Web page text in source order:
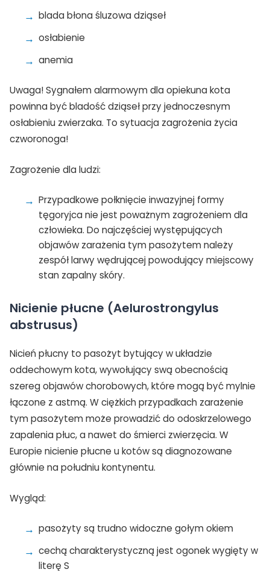
blada błona śluzowa dziąseł
osłabienie
anemia
Uwaga! Sygnałem alarmowym dla opiekuna kota
powinna być bladość dziąseł przy jednoczesnym
osłabieniu zwierzaka. To sytuacja zagrożenia życia
czworonoga!
Zagrożenie dla ludzi:
Przypadkowe połknięcie inwazyjnej formy
tęgoryjca nie jest poważnym zagrożeniem dla
człowieka. Do najczęściej występujących
objawów zarażenia tym pasożytem należy
zespół larwy wędrującej powodujący miejscowy
stan zapalny skóry.
Nicienie płucne (Aelurostrongylus
abstrusus)
Nicień płucny to pasożyt bytujący w układzie
oddechowym kota, wywołujący swą obecnością
szereg objawów chorobowych, które mogą być mylnie
łączone z astmą. W ciężkich przypadkach zarażenie
tym pasożytem może prowadzić do odoskrzelowego
zapalenia płuc, a nawet do śmierci zwierzęcia. W
Europie nicienie płucne u kotów są diagnozowane
głównie na południu kontynentu.
Wygląd:
pasożyty są trudno widoczne gołym okiem
cechą charakterystyczną jest ogonek wygięty w
literę S